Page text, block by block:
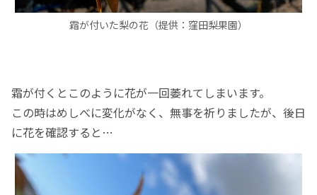
霜が付いた梨の花（提供：窪田梨果園）
霜が付くとこのように花が一回萎れてしまいます。
この時はめしべに変化がなく、無事を祈りましたが、後日
に花を確認すると…